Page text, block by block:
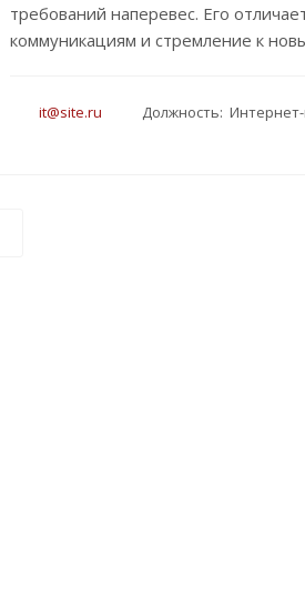
требований наперевес. Его
коммуникациям и стремление к
it@site.ru Должность: